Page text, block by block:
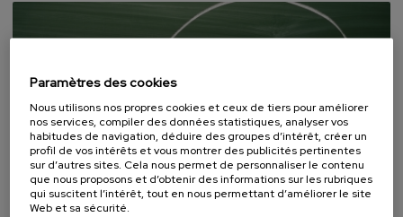
COMMUNICATION SOCIÉTÉ
LINGUISTIQUE ET LITTÉRATURE
COURS D'ÉTÉ
Paramètres des cookies
Nous utilisons nos propres cookies et ceux de tiers pour améliorer
nos services, compiler des données statistiques, analyser vos
habitudes de navigation, déduire des groupes d’intérêt, créer un
profil de vos intérêts et vous montrer des publicités pertinentes
sur d’autres sites. Cela nous permet de personnaliser le contenu
que nous proposons et d’obtenir des informations sur les rubriques
qui suscitent l’intérêt, tout en nous permettant d’améliorer le site
Web et sa sécurité.